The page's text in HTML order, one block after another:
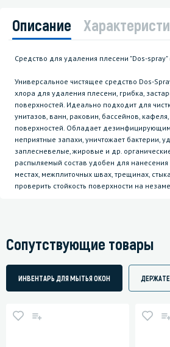
Описание
Средство для удаления плесени "Dos-
Универсальное чистящее средство Dos-
хлора для удаления плесени, грибка,
поверхностей. Идеально подходит для
унитазов, ванн, раковин, бассейнов,
поверхностей. Обладает
неприятные запахи, уничтожает бактерии,
заплесневелые, жировые и др.
распыляемый состав удобен для
местах, межплиточных швах, трещинах,
проверить стойкость поверхности на
Сопутствующие товары
ИНВЕНТАРЬ ДЛЯ МЫТЬЯ ОКОН